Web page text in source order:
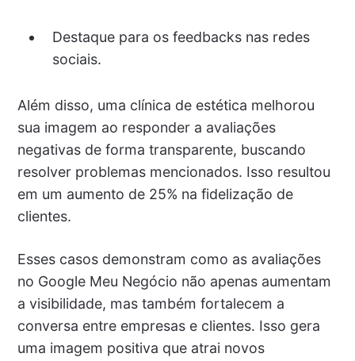
Destaque para os feedbacks nas redes
sociais.
Além disso, uma clínica de estética melhorou
sua imagem ao responder a avaliações
negativas de forma transparente, buscando
resolver problemas mencionados. Isso resultou
em um aumento de 25% na fidelização de
clientes.
Esses casos demonstram como as avaliações
no Google Meu Negócio não apenas aumentam
a visibilidade, mas também fortalecem a
conversa entre empresas e clientes. Isso gera
uma imagem positiva que atrai novos